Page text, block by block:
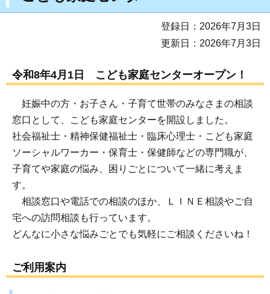
登録日：2026年7月3日
更新日：2026年7月3日
令和8年4月1日 こども家庭センターオープン！
妊娠中の方・お子さん・子育て世帯のみなさまの相談
窓口として、こども家庭センターを開設しました。
社会福祉士・精神保健福祉士・臨床心理士・こども家庭
ソーシャルワーカー・保育士・保健師などの専門職が、
子育てや家庭の悩み、困りごとについて一緒に考えま
す。
相談窓口や電話での相談のほか、ＬＩＮＥ相談やご自
宅への訪問相談も行っています。
どんなに小さな悩みごとでも気軽にご相談くださいね！
ご利用案内